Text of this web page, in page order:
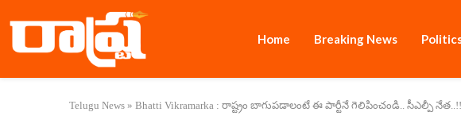
Home Breaking News
Telugu News » Bhatti Vikramarka : రాష్ట్రం బాగుపడాలంటే ఈ పార్టీనే గెలిపించండి.. సీఎల్పీ నేత..!!